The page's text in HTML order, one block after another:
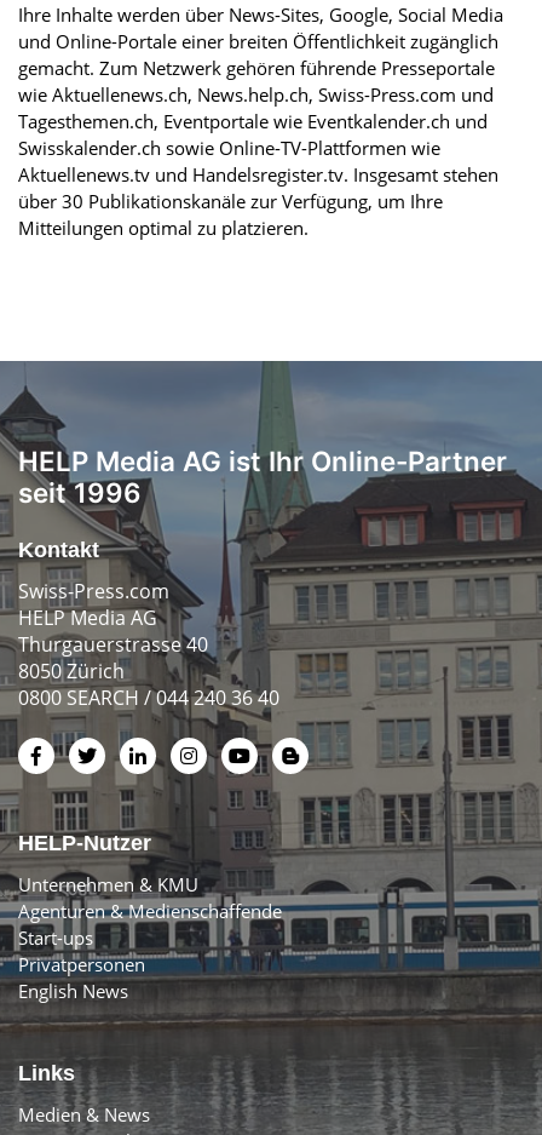
Ihre Inhalte werden über News-Sites, Google, Social Media
und Online-Portale einer breiten Öffentlichkeit zugänglich
gemacht. Zum Netzwerk gehören führende Presseportale
wie Aktuellenews.ch, News.help.ch, Swiss-Press.com und
Tagesthemen.ch, Eventportale wie Eventkalender.ch und
Swisskalender.ch sowie Online-TV-Plattformen wie
Aktuellenews.tv und Handelsregister.tv. Insgesamt stehen
über 30 Publikationskanäle zur Verfügung, um Ihre
Mitteilungen optimal zu platzieren.
HELP Media AG ist Ihr Online-Partner
seit 1996
Kontakt
Swiss-Press.com
HELP Media AG
Thurgauerstrasse 40
8050 Zürich
0800 SEARCH / 044 240 36 40
HELP-Nutzer
Unternehmen & KMU
Agenturen & Medienschaffende
Start-ups
Privatpersonen
English News
Links
Medien & News